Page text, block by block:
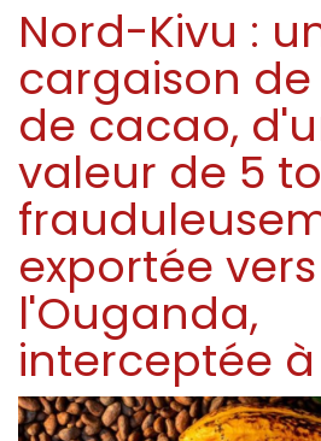
Nord-Kivu :
cargaison de
de cacao,
valeur de 5
exportée vers
l'Ouganda,
interceptée à